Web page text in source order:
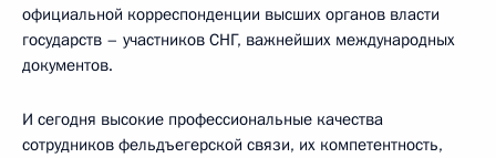
официальной корреспонденции высших органов власти
государств – участников СНГ, важнейших международных
документов.
И сегодня высокие профессиональные качества
сотрудников фельдъегерской связи, их компетентность,